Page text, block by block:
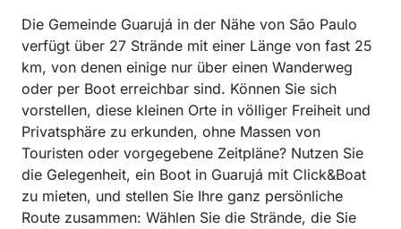
Die Gemeinde Guarujá in der Nähe von São Paulo
verfügt über 27 Strände mit einer Länge von fast 25
km, von denen einige nur über einen Wanderweg
oder per Boot erreichbar sind. Können Sie sich
vorstellen, diese kleinen Orte in völliger Freiheit und
Privatsphäre zu erkunden, ohne Massen von
Touristen oder vorgegebene Zeitpläne? Nutzen Sie
die Gelegenheit, ein Boot in Guarujá mit Click&Boat
zu mieten, und stellen Sie Ihre ganz persönliche
Route zusammen: Wählen Sie die Strände, die Sie